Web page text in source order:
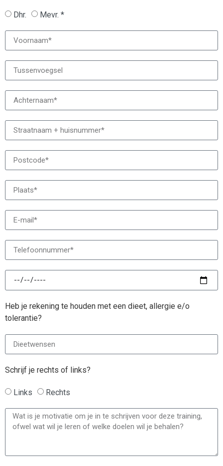
Dhr. Mevr. *
Heb je rekening te houden met een dieet, allergie e/o
tolerantie?
Schrijf je rechts of links?
Links Rechts